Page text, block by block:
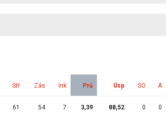
Stř Zás Ink Prů Úsp SO A
61 54 7 3,39 88,52 0 0